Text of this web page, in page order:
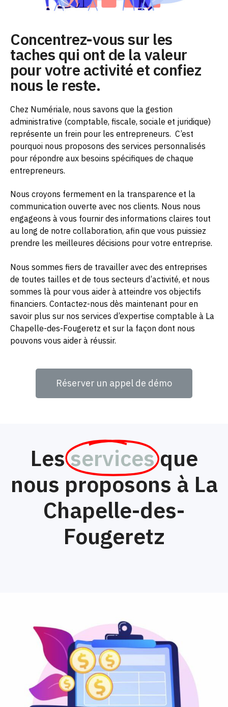
Concentrez-vous sur les
taches qui ont de la valeur
pour votre activité et confiez
nous le reste.
Chez Numériale, nous savons que la gestion
administrative (comptable, fiscale, sociale et juridique)
représente un frein pour les entrepreneurs. C’est
pourquoi nous proposons des services personnalisés
pour répondre aux besoins spécifiques de chaque
entrepreneurs.
Nous croyons fermement en la transparence et la
communication ouverte avec nos clients. Nous nous
engageons à vous fournir des informations claires tout
au long de notre collaboration, afin que vous puissiez
prendre les meilleures décisions pour votre entreprise.
Nous sommes fiers de travailler avec des entreprises
de toutes tailles et de tous secteurs d’activité, et nous
sommes là pour vous aider à atteindre vos objectifs
financiers. Contactez-nous dès maintenant pour en
savoir plus sur nos services d’expertise comptable à La
Chapelle-des-Fougeretz et sur la façon dont nous
pouvons vous aider à réussir.
Réserver un appel de démo
Lesservices que
nous proposons à La
Chapelle-des-
Fougeretz